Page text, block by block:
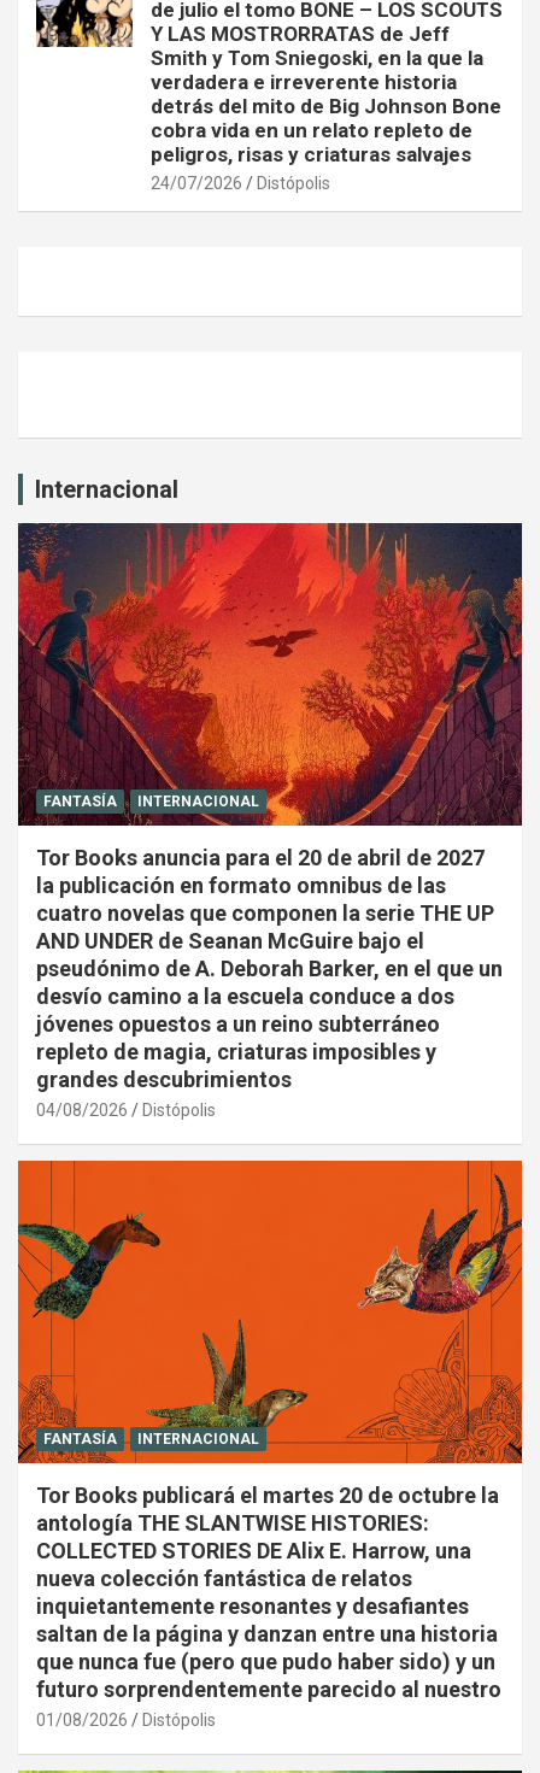
de julio el tomo BONE – LOS SCOUTS
Y LAS MOSTRORRATAS de Jeff
Smith y Tom Sniegoski, en la que la
verdadera e irreverente historia
detrás del mito de Big Johnson Bone
cobra vida en un relato repleto de
peligros, risas y criaturas salvajes
24/07/2026 Distópolis
Internacional
FANTASÍA INTERNACIONAL
Tor Books anuncia para el 20 de abril de 2027
la publicación en formato omnibus de las
cuatro novelas que componen la serie THE UP
AND UNDER de Seanan McGuire bajo el
pseudónimo de A. Deborah Barker, en el que un
desvío camino a la escuela conduce a dos
jóvenes opuestos a un reino subterráneo
repleto de magia, criaturas imposibles y
grandes descubrimientos
04/08/2026 Distópolis
FANTASÍA INTERNACIONAL
Tor Books publicará el martes 20 de octubre la
antología THE SLANTWISE HISTORIES:
COLLECTED STORIES DE Alix E. Harrow, una
nueva colección fantástica de relatos
inquietantemente resonantes y desafiantes
saltan de la página y danzan entre una historia
que nunca fue (pero que pudo haber sido) y un
futuro sorprendentemente parecido al nuestro
01/08/2026 Distópolis